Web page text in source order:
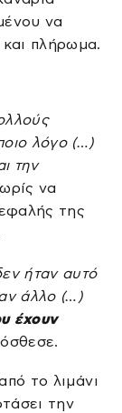
να
πλήρωμα.
λόγο (…)
την
να
της
ήταν αυτό
άλλο (…)
έχουν
το λιμάνι
την